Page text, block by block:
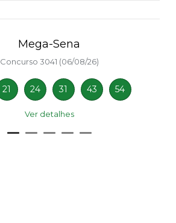
Mega-Sena
Concurso 3041 (06/08/26)
21 24 31 43 54
Ver detalhes